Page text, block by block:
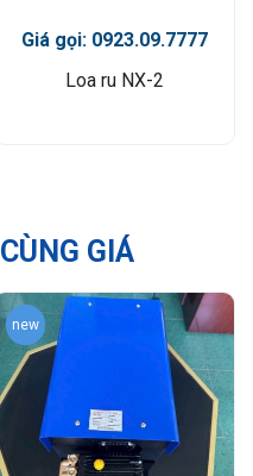
Giá gọi: 0923.09.7777
Loa ru NX-2
GIÁ
new